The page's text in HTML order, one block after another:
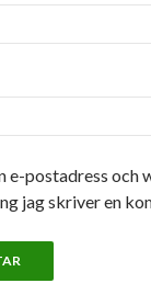
e-postadress och
jag skriver en